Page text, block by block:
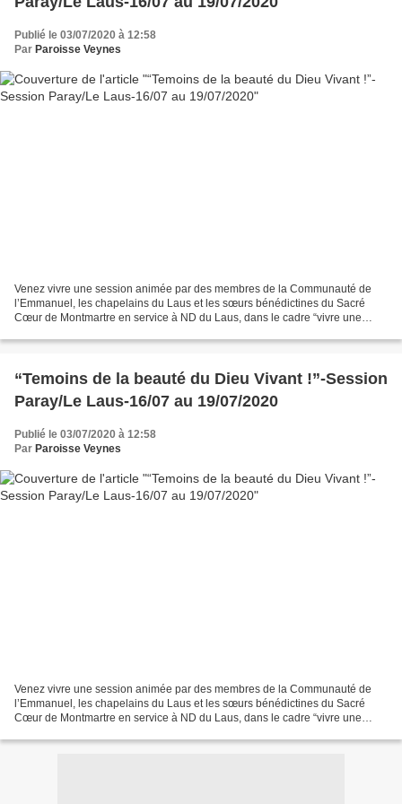
Publié le 03/07/2020 à 12:58
Par Paroisse Veynes
Venez vivre une session animée par des membres de la Communauté de
l’Emmanuel, les chapelains du Laus et les sœurs bénédictines du Sacré
Cœur de Montmartre en service à ND du Laus, dans le cadre “vivre une
“Temoins de la beauté du Dieu Vivant !”-Session
Paray/Le Laus-16/07 au 19/07/2020
Publié le 03/07/2020 à 12:58
Par Paroisse Veynes
Venez vivre une session animée par des membres de la Communauté de
l’Emmanuel, les chapelains du Laus et les sœurs bénédictines du Sacré
Cœur de Montmartre en service à ND du Laus, dans le cadre “vivre une